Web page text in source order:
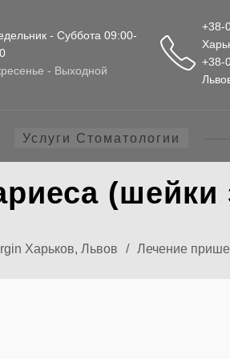
- Суббота 09:00-
- Выходной
+38-
+38-
Услуги Стоматологии
Харьков, Львов / Лечение